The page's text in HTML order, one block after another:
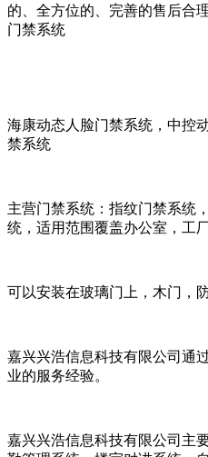
的、全方位的、完善的售后合
门禁系统
海康动态人脸门禁系统，中控
禁系统
主营门禁系统：指纹门禁系统
统，适用范围覆盖办公室，工
可以安装在玻璃门上，木门，防
嘉兴兴浩信息科技有限公司通
业的服务经验。
嘉兴兴浩信息科技有限公司主